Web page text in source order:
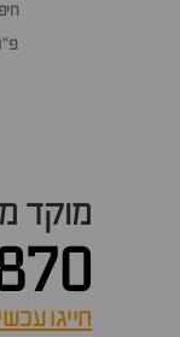
מוקד
חייגו